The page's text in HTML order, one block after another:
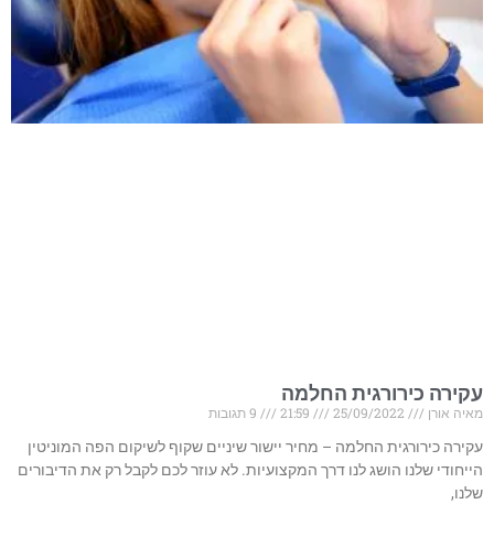
עקירה כירורגית החלמה
מאיה אורן
עקירה כירורגית החלמה – מחיר יישור שיניים שקוף לשיקום הפה המוניטין
הייחודי שלנו הושג לנו דרך המקצועיות. לא עוזר לכם לקבל רק את הדיבורים
שלנו,